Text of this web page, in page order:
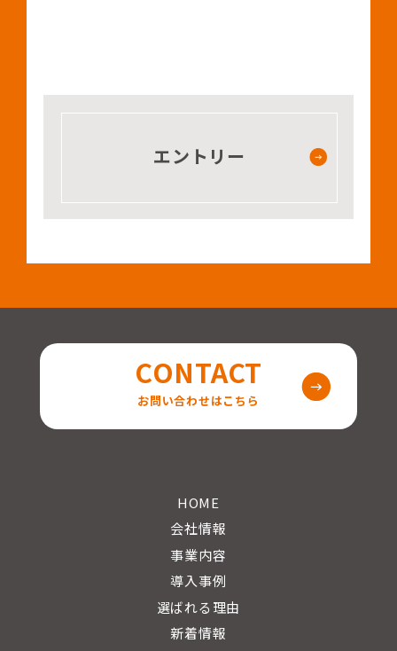
エントリー
CONTACT
お問い合わせはこちら
HOME
会社情報
事業内容
導入事例
選ばれる理由
新着情報